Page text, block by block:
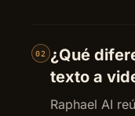
02
¿Qué
texto a
Raphael AI